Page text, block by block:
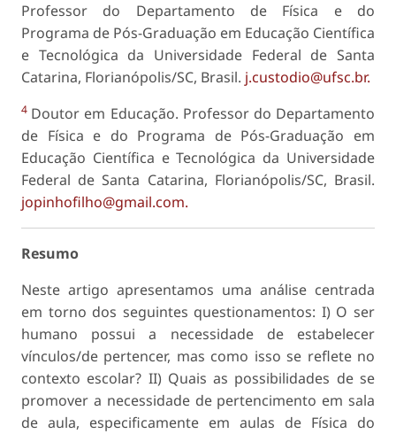
Professor do Departamento de Física e do
Programa de Pós-Graduação em Educação Científica
e Tecnológica da Universidade Federal de Santa
Catarina, Florianópolis/SC, Brasil. j.custodio@ufsc.br.
4 Doutor em Educação. Professor do Departamento
de Física e do Programa de Pós-Graduação em
Educação Científica e Tecnológica da Universidade
Federal de Santa Catarina, Florianópolis/SC, Brasil.
jopinhofilho@gmail.com.
Resumo
Neste artigo apresentamos uma análise centrada
em torno dos seguintes questionamentos: I) O ser
humano possui a necessidade de estabelecer
vínculos/de pertencer, mas como isso se reflete no
contexto escolar? II) Quais as possibilidades de se
promover a necessidade de pertencimento em sala
de aula, especificamente em aulas de Física do